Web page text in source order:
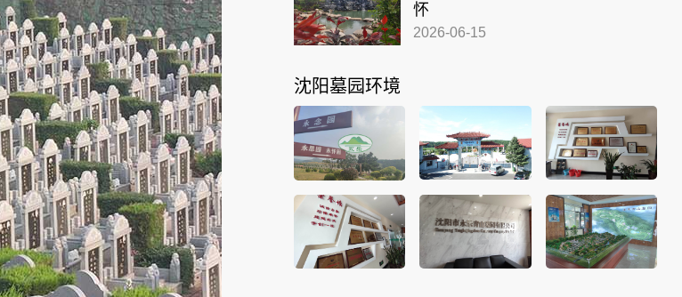
怀
2026-06-15
沈阳墓园环境